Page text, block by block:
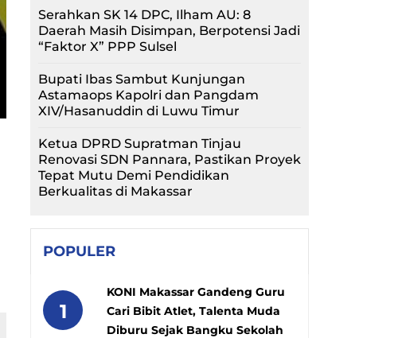
Serahkan SK 14 DPC, Ilham AU: 8
Daerah Masih Disimpan, Berpotensi Jadi
“Faktor X” PPP Sulsel
Bupati Ibas Sambut Kunjungan
Astamaops Kapolri dan Pangdam
XIV/Hasanuddin di Luwu Timur
Ketua DPRD Supratman Tinjau
Renovasi SDN Pannara, Pastikan Proyek
Tepat Mutu Demi Pendidikan
Berkualitas di Makassar
POPULER
1
KONI Makassar Gandeng Guru
Cari Bibit Atlet, Talenta Muda
Diburu Sejak Bangku Sekolah